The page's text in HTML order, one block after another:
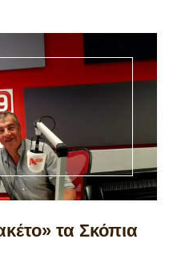
τα Σκόπια